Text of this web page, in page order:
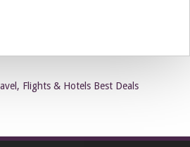
Flights & Hotels Best Deals